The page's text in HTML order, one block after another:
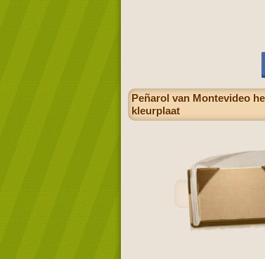
Peñarol van Montevideo
kleurplaat